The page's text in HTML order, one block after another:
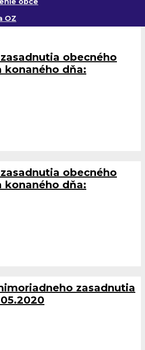
OZ
obecného
konaného dňa:
obecného
konaného dňa:
zasadnutia